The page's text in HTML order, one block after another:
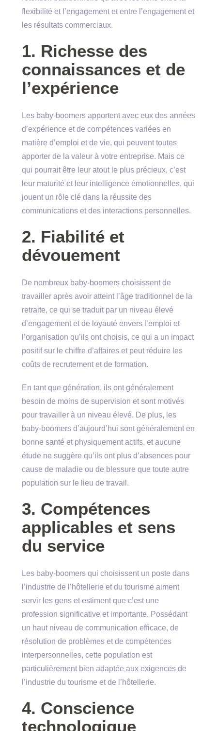
flexibilité et l’engagement et entre l’engagement et
les résultats commerciaux.
1. Richesse des
connaissances et de
l’expérience
Les baby-boomers apportent avec eux des années
d’expérience et de compétences variées en
matière d’emploi et de vie, qui peuvent toutes
apporter de la valeur à votre entreprise. Mais ce
qui pourrait être leur atout le plus précieux, c’est
leur maturité et leur intelligence émotionnelles, qui
jouent un rôle clé dans la réussite des
communications et des interactions personnelles.
2. Fiabilité et
dévouement
De nombreux baby-boomers choisissent de
travailler après avoir atteint l’âge traditionnel de la
retraite, ce qui se traduit par un niveau élevé
d’engagement et de loyauté envers l’emploi et
l’organisation qu’ils ont choisis, ce qui a un impact
positif sur le chiffre d’affaires et peut réduire les
coûts de recrutement et de formation.
En tant que génération, ils ont généralement
besoin de moins de supervision et sont motivés
pour travailler à un niveau élevé. De plus, les
baby-boomers d’aujourd’hui sont généralement en
bonne santé et physiquement actifs, et aucune
étude ne suggère qu’ils ont plus d’absences pour
cause de maladie ou de blessure que toute autre
population sur le lieu de travail.
3. Compétences
applicables et sens
du service
Les baby-boomers qui choisissent un poste dans
l’industrie de l’hôtellerie et du tourisme aiment
servir les gens et estiment que c’est une
profession significative et importante. Possédant
un haut niveau de communication efficace, de
résolution de problèmes et de compétences
interpersonnelles, cette population est
particulièrement bien adaptée aux exigences de
l’industrie du tourisme et de l’hôtellerie.
4. Conscience
technologique